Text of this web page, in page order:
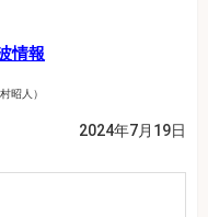
情報
昭人）
2024年7月19日